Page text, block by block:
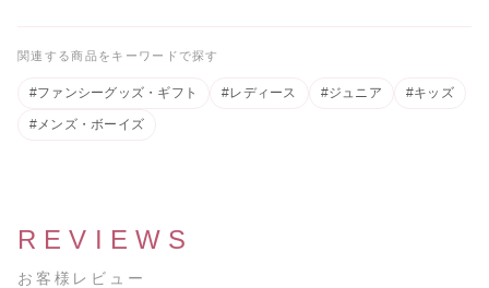
ゼント]バレ
2026.05.01
関連する商品をキーワードで探す
#ファンシーグッズ・ギフト #レディース #ジュニア #キッズ
#メンズ・ボーイズ
REVIEWS
お客様レビュー